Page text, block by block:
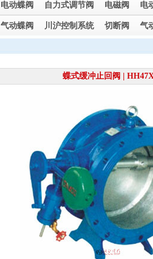
电动蝶阀 自力式调节阀 电磁阀 电
气动蝶阀 川沪控制系统 切断阀 气
蝶式缓冲止回阀 |